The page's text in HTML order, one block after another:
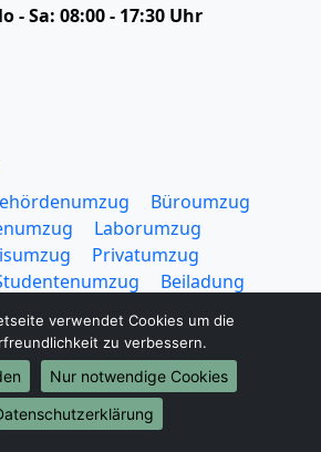
- Sa: 08:00 - 17:30 Uhr
Büroumzug
Laborumzug
Privatumzug
Beiladung
Möbeltaxi
Umzugskartons
verwendet Cookies um die
zu verbessern.
Nur notwendige Cookies